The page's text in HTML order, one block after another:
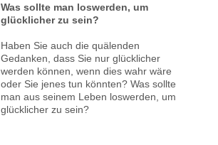
Was sollte man loswerden, um
glücklicher zu sein?
Haben Sie auch die quälenden
Gedanken, dass Sie nur glücklicher
werden können, wenn dies wahr wäre
oder Sie jenes tun könnten? Was sollte
man aus seinem Leben loswerden, um
glücklicher zu sein?